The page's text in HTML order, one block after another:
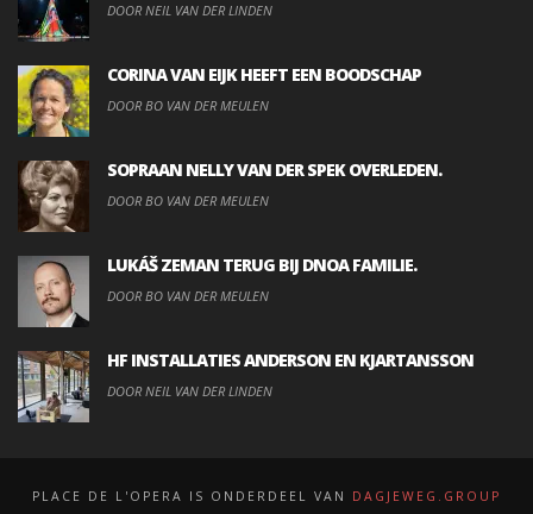
DOOR NEIL VAN DER LINDEN
CORINA VAN EIJK HEEFT EEN BOODSCHAP
DOOR BO VAN DER MEULEN
SOPRAAN NELLY VAN DER SPEK OVERLEDEN.
DOOR BO VAN DER MEULEN
LUKÁŠ ZEMAN TERUG BIJ DNOA FAMILIE.
DOOR BO VAN DER MEULEN
HF INSTALLATIES ANDERSON EN KJARTANSSON
DOOR NEIL VAN DER LINDEN
PLACE DE L'OPERA IS ONDERDEEL VAN DAGJEWEG.GROUP